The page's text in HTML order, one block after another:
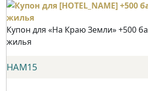
Купон для «На Краю Земли» +500
жилья
НАМ15